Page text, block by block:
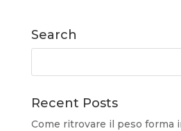
Search
Recent Posts
Come ritrovare il peso forma